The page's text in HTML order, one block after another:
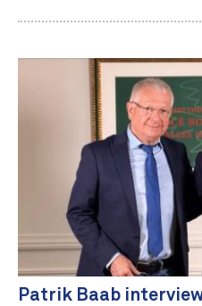
Patrik Baab